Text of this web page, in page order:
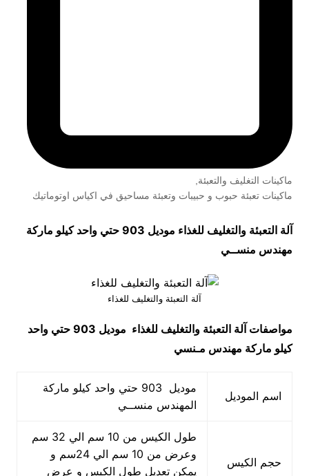
ماكينات التغليف والتعبئة,
ماكينات تعبئة حبوب و حبيبات وتعبئة مساحيق في اكياس اوتوماتيك
آلة التعبئة والتغليف للغذاء موديل 903 حتي واحد كيلو ماركة
مهندس منســي
آلة التعبئة والتغليف للغذاء
مواصفات آلة التعبئة والتغليف للغذاء
موديل 903 حتي واحد
كيلو ماركة مهندس مـنسي
اسم الموديل
موديل 903 حتي واحد كيلو ماركة
المهندس منســي
حجم الكيس
طول الكيس من 10 سم الي 32 سم
وعرض من 10 سم الي 24سم و
يمكن تعديل طول الكيس و عرض